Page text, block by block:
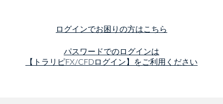
ログインでお困りの方はこちら
パスワードでのログインは
【トラリピFX/CFDログイン】をご利用ください